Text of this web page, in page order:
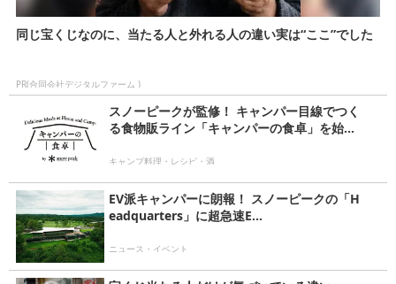
同じ宝くじなのに、当たる人と外れる人の違い実は“ここ”でした
PR(合同会社デジタルファーム )
スノーピークが監修！ キャンパー目線でつく
る食物販ライン「キャンパーの食卓」を始...
キャンプ料理・レシピ・酒
EV派キャンパーに朗報！ スノーピークの「H
eadquarters」に超急速E...
ニュース・イベント